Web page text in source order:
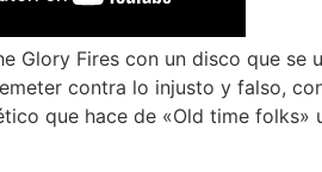
Glory Fires con un disco que se
contra lo injusto y falso,
que hace de «Old time folks»